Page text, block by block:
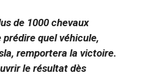
de 1000 chevaux
quel véhicule,
remportera la victoire.
le résultat dès